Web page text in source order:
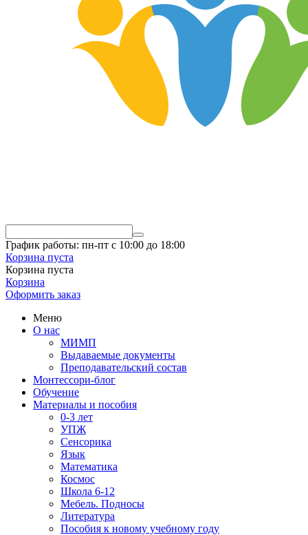
График работы: пн-пт с 10:00 до 18:00
Корзина пуста
Корзина пуста
Корзина
Оформить заказ
Меню
О нас
МИМП
Выдаваемые документы
Преподавательский состав
Монтессори-блог
Обучение
Материалы и пособия
0-3 лет
УПЖ
Сенсорика
Язык
Математика
Космос
Школа 6-12
Мебель. Подносы
Литература
Пособия к новому учебному году